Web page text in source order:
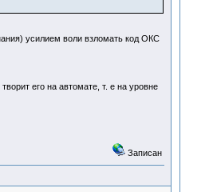
усилием воли взломать код ОКС
его на автомате, т. е на уровне
Записан